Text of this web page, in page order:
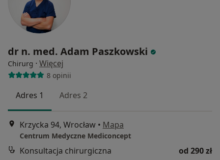
dr n. med. Adam Paszkowski
Chirurg · Więcej
8 opinii
Adres 1 Adres 2
Krzycka 94, Wrocław • Mapa
Centrum Medyczne Mediconcept
Konsultacja chirurgiczna
od 290 zł